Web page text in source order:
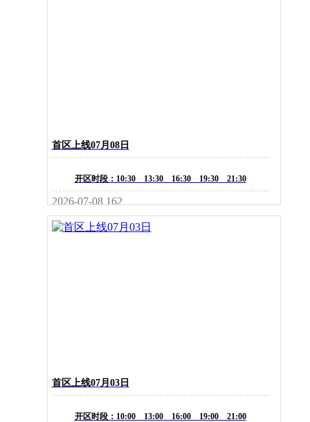
首区上线07月08日
开区时段：10:30 13:30 16:30 19:30 21:30
2026-07-08 162
首区上线07月03日
开区时段：10:00 13:00 16:00 19:00 21:00